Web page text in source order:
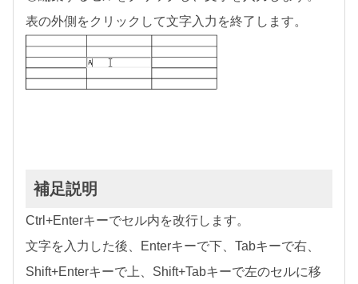
表の外側をクリックして文字入力を終了します。
補足説明
Ctrl+Enterキーでセル内を改行します。
文字を入力した後、Enterキーで下、Tabキーで右、
Shift+Enterキーで上、Shift+Tabキーで左のセルに移